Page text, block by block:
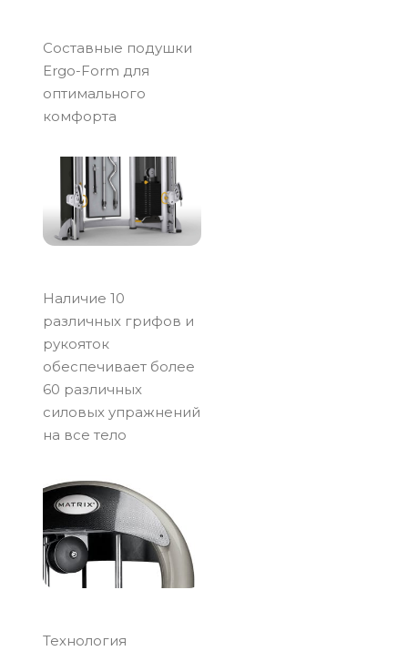
Составные подушки
Ergo-Form для
оптимального
комфорта
Наличие 10
различных грифов и
рукояток
обеспечивает более
60 различных
силовых упражнений
на все тело
Технология